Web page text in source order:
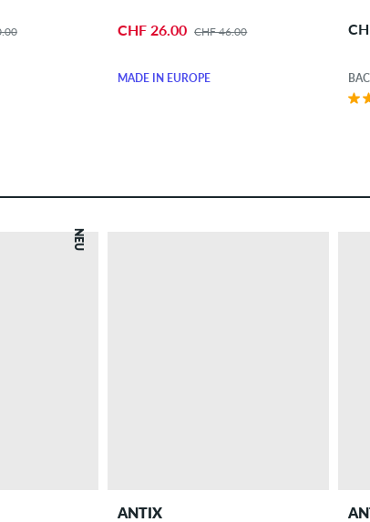
CHF 26.00 CHF 46.00
MADE IN EUROPE
NEU
ANTIX